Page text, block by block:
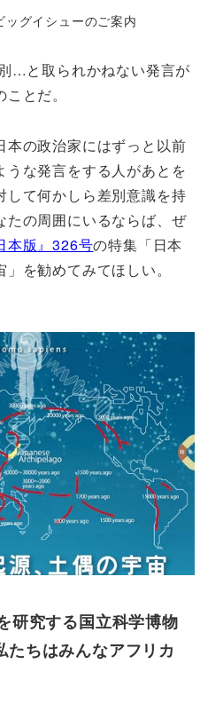
リー
ッグイシューのご案内
…と取られかねない発言が
とだ。
本の政治家にはずっと以前
うな発言をする人があとを
して何かしら差別意識を持
たの周囲にいるならば、ぜ
本版』326号の特集「日本
を勧めてみてほしい。
研究する国立科学博物
たちはみんなアフリカ